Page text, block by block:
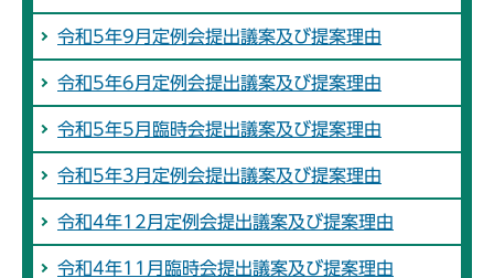
令和5年9月定例会提出議案及び提案理由
令和5年6月定例会提出議案及び提案理由
令和5年5月臨時会提出議案及び提案理由
令和5年3月定例会提出議案及び提案理由
令和4年12月定例会提出議案及び提案理由
令和4年11月臨時会提出議案及び提案理由